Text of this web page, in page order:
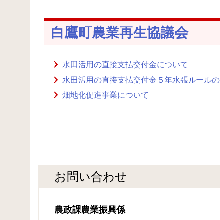
白鷹町農業再生協議会
水田活用の直接支払交付金について
水田活用の直接支払交付金５年水張ルール
畑地化促進事業について
お問い合わせ
農政課農業振興係